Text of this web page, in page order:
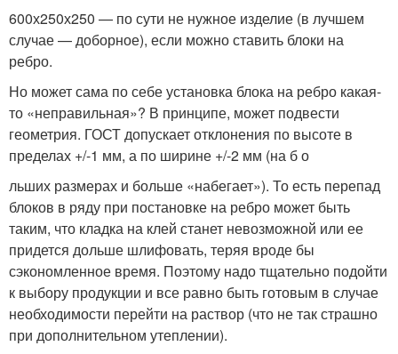
600х250х250 — по сути не нужное изделие (в лучшем
случае — доборное), если можно ставить блоки на
ребро.
Но может сама по себе установка блока на ребро какая-
то «неправильная»? В принципе, может подвести
геометрия. ГОСТ допускает отклонения по высоте в
пределах +/-1 мм, а по ширине +/-2 мм (на б о
льших размерах и больше «набегает»). То есть перепад
блоков в ряду при постановке на ребро может быть
таким, что кладка на клей станет невозможной или ее
придется дольше шлифовать, теряя вроде бы
сэкономленное время. Поэтому надо тщательно подойти
к выбору продукции и все равно быть готовым в случае
необходимости перейти на раствор (что не так страшно
при дополнительном утеплении).